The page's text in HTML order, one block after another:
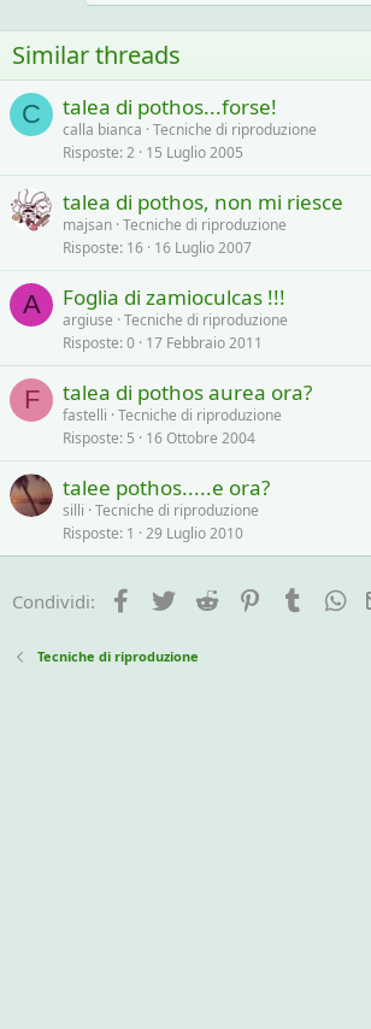
n
s
:
Similar threads
C talea di pothos...forse!
calla bianca Tecniche di riproduzione
Risposte 2 15 Luglio 2005
talea di pothos, non mi riesce
majsan Tecniche di riproduzione
Risposte 16 16 Luglio 2007
A Foglia di zamioculcas !!!
argiuse Tecniche di riproduzione
Risposte 0 17 Febbraio 2011
F talea di pothos aurea ora?
fastelli Tecniche di riproduzione
Risposte 5 16 Ottobre 2004
talee pothos.....e ora?
silli Tecniche di riproduzione
Risposte 1 29 Luglio 2010
Condividi: Facebook
Twitter Reddit PinterestTumblr
Tecniche di riproduzione